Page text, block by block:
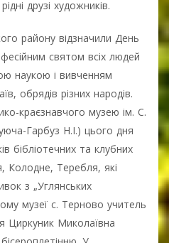
друзі художників.
району відзначили День
святом всіх людей
наукою і вивченням
обрядів різних народів.
краєзнавчого музею ім. С.
Гарбуз Н.І.) цього дня
бібліотечних та клубних
Колодне, Теребля, які
з „Углянських
музеї с. Терново учитель
Циркуник Миколаївна